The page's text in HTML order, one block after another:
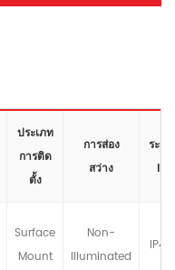
ประเภท
การติด
ตั้ง
การส่อง
สว่าง
ระดับ
IP
Surface
Mount
Non-
llluminated
IP4X